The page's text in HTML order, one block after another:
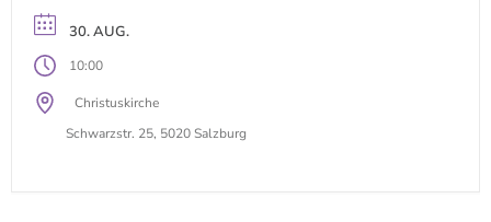
30. AUG.
10:00
Christuskirche
Schwarzstr. 25, 5020 Salzburg